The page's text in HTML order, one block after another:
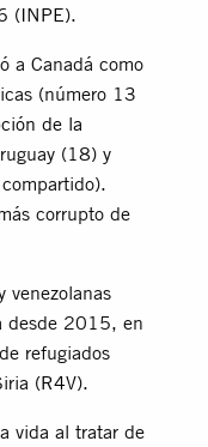
(INPE).
a Canadá como
(número 13
de la
(18) y
corrupto de
venezolanas
desde 2015, en
refugiados
(R4V).
vida al tratar de